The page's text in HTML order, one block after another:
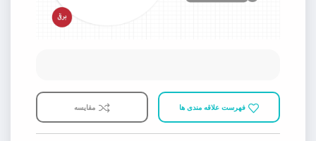
فهرست علاقه مندی ها مقایسه